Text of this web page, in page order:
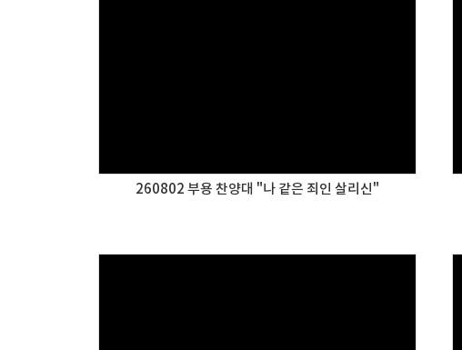
260802 부용 찬양대 "나 같은 죄인 살리신"